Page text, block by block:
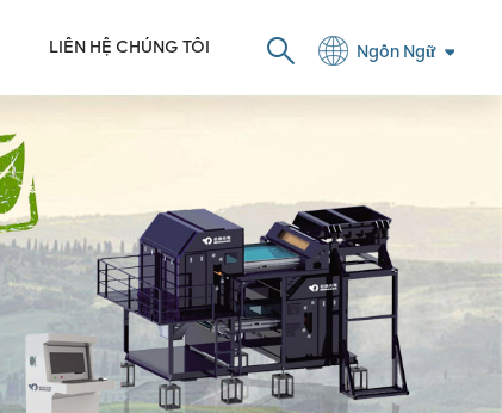
Ngôn Ngữ
LIÊN HỆ CHÚNG TÔI